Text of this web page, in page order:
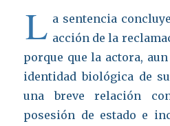
L a sentencia
acción de la
porque que la actora,
identidad biológica de
una breve relación
posesión de estado e